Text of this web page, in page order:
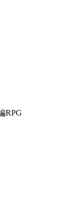
RPG